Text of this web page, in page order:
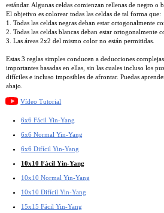
estándar. Algunas celdas comienzan rellenas de negro o
El objetivo es colorear todas las celdas de tal forma que:
1. Todas las celdas negras deban estar ortogonalmente
2. Todas las celdas blancas deban estar ortogonalmente
3. Las áreas 2x2 del mismo color no están permitidas.
Estas 3 reglas simples conducen a deducciones
importantes basadas en ellas, sin las cuales incluso los
difíciles e incluso imposibles de afrontar. Puedas
abajo.
Vídeo Tutorial
6x6 Fácil Yin-Yang
6x6 Normal Yin-Yang
6x6 Difícil Yin-Yang
10x10 Fácil Yin-Yang
10x10 Normal Yin-Yang
10x10 Difícil Yin-Yang
15x15 Fácil Yin-Yang